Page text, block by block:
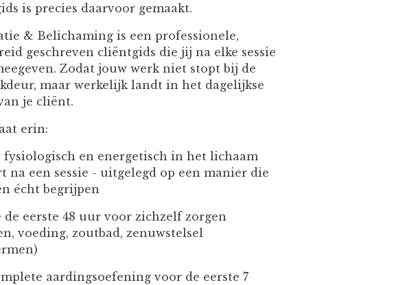
is precies daarvoor gemaakt.
& Belichaming is een professionele,
geschreven cliëntgids die jij na elke sessie
Zodat jouw werk niet stopt bij de
maar werkelijk landt in het dagelijkse
je cliënt.
erin:
fysiologisch en energetisch in het lichaam
na een sessie - uitgelegd op een manier die
écht begrijpen
de eerste 48 uur voor zichzelf zorgen
voeding, zoutbad, zenuwstelsel
aardingsoefening voor de eerste 7